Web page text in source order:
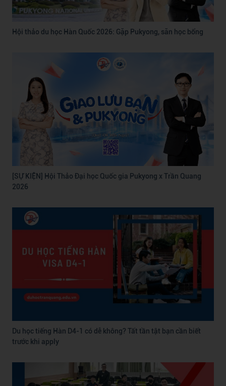
Hội thảo du học Hàn Quốc 2026: Gặp Pukyong, săn học bổng
[SỰ KIỆN] Hội Thảo Đại học Quốc gia Pukyong x Trần Quang
2026
Du học tiếng Hàn D4-1 có dễ không? Tất tần tật bạn cần biết
trước khi apply